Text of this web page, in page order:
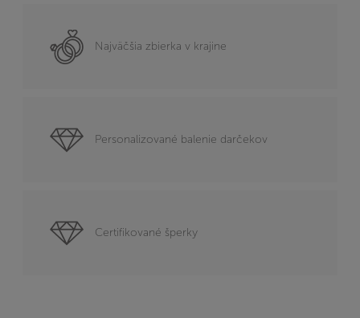
Najväčšia zbierka v krajine
Personalizované balenie darčekov
Certifikované šperky